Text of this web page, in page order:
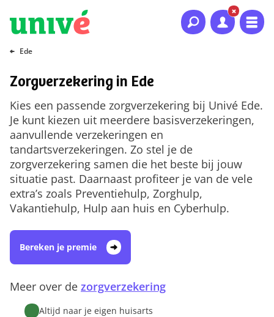
Naar hoofdinhoud
Naar hoofdnavigatie
Naar footer
Ede
Zorgverzekering in Ede
Kies een passende zorgverzekering bij Univé Ede.
Je kunt kiezen uit meerdere basisverzekeringen,
aanvullende verzekeringen en
tandartsverzekeringen. Zo stel je de
zorgverzekering samen die het beste bij jouw
situatie past. Daarnaast profiteer je van de vele
extra’s zoals Preventiehulp, Zorghulp,
Vakantiehulp, Hulp aan huis en Cyberhulp.
Bereken je premie
Meer over de zorgverzekering
Altijd naar je eigen huisarts